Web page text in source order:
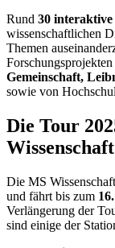
Rund 30
wissenschaftlichen
Themen
Gemeinschaft,
sowie von
Die Tour
Die MS
und fährt bis zum
Verlängerung der
sind einige der